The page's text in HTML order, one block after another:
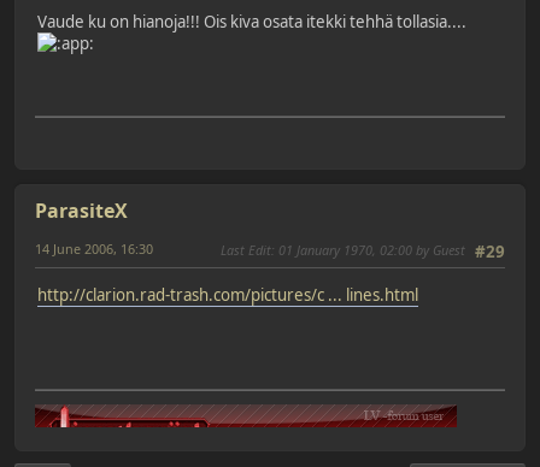
Vaude ku on hianoja!!! Ois kiva osata itekki tehhä tollasia....
ParasiteX
#29
14 June 2006, 16:30 Last Edit: 01 January 1970, 02:00 by Guest
http://clarion.rad-trash.com/pictures/c ... lines.html